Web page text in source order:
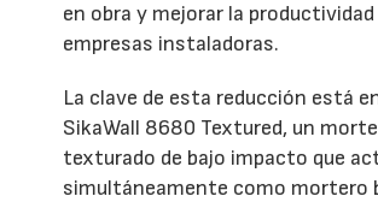
en obra y mejorar la productividad
empresas instaladoras.
La clave de esta reducción está
SikaWall 8680 Textured, un
texturado de bajo impacto que
simultáneamente como mortero